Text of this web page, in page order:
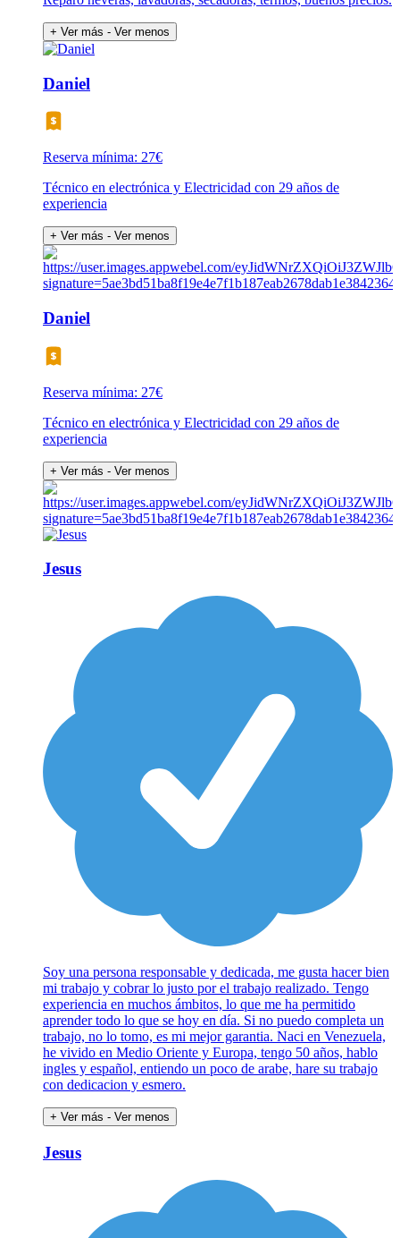
+ Ver más - Ver menos
Daniel
Reserva mínima: 27€
Técnico en electrónica y Electricidad con 29 años de
experiencia
+ Ver más - Ver menos
Daniel
Reserva mínima: 27€
Técnico en electrónica y Electricidad con 29 años de
experiencia
+ Ver más - Ver menos
Jesus
Soy una persona responsable y dedicada, me gusta hacer bien
mi trabajo y cobrar lo justo por el trabajo realizado. Tengo
experiencia en muchos ámbitos, lo que me ha permitido
aprender todo lo que se hoy en día. Si no puedo completa un
trabajo, no lo tomo, es mi mejor garantia. Naci en Venezuela,
he vivido en Medio Oriente y Europa, tengo 50 años, hablo
ingles y español, entiendo un poco de arabe, hare su trabajo
con dedicacion y esmero.
+ Ver más - Ver menos
Jesus